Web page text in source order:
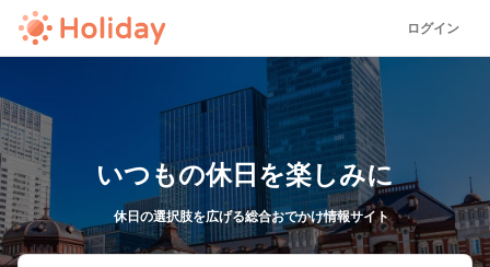
ログイン
いつもの休日を楽しみに
休日の選択肢を広げる総合おでかけ情報サイト